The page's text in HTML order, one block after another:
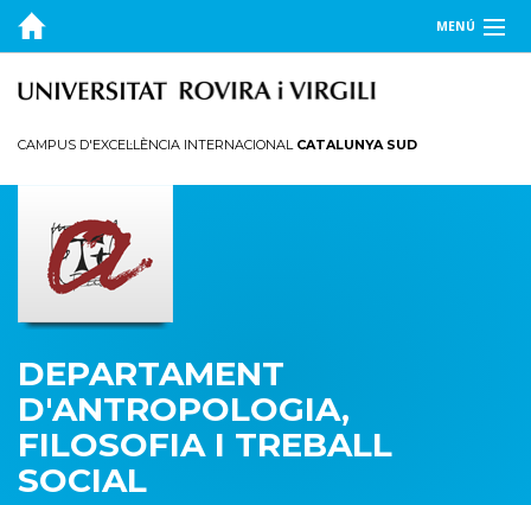
MENÚ
EL DEPARTAMENT
RECERCA
PUBLICACIONS
TRANSFERÈNCIA
CAMPUS D'EXCEL·LÈNCIA INTERNACIONAL CATALUNYA SUD
DEPARTAMENT
D'ANTROPOLOGIA,
FILOSOFIA I TREBALL
SOCIAL